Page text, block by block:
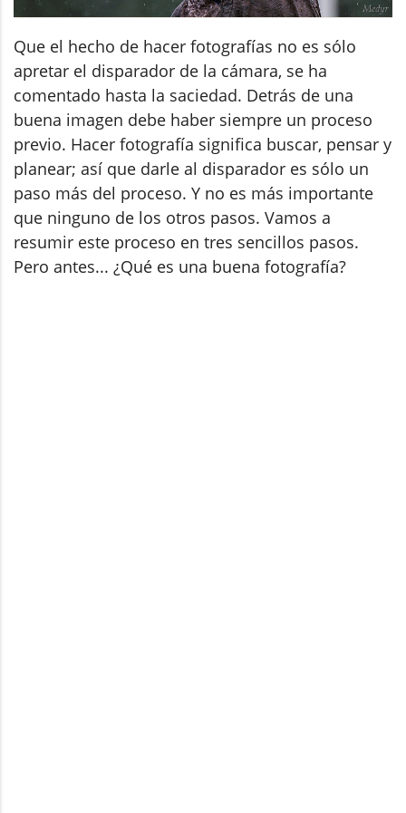
Que el hecho de hacer fotografías no es sólo
apretar el disparador de la cámara, se ha
comentado hasta la saciedad. Detrás de una
buena imagen debe haber siempre un proceso
previo. Hacer fotografía significa buscar, pensar y
planear; así que darle al disparador es sólo un
paso más del proceso. Y no es más importante
que ninguno de los otros pasos. Vamos a
resumir este proceso en tres sencillos pasos.
Pero antes... ¿Qué es una buena fotografía?